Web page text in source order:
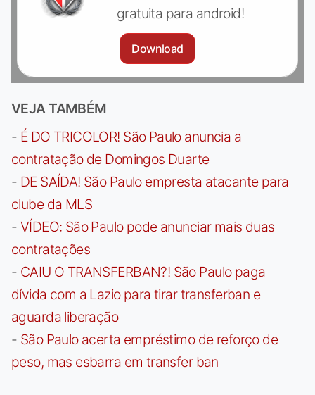
gratuita para android!
Download
VEJA TAMBÉM
- É DO TRICOLOR! São Paulo anuncia a
contratação de Domingos Duarte
- DE SAÍDA! São Paulo empresta atacante para
clube da MLS
- VÍDEO: São Paulo pode anunciar mais duas
contratações
- CAIU O TRANSFERBAN?! São Paulo paga
dívida com a Lazio para tirar transferban e
aguarda liberação
- São Paulo acerta empréstimo de reforço de
peso, mas esbarra em transfer ban